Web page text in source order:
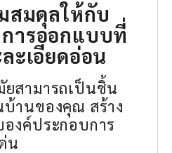
สมดุลให้กับ
ารออกแบบที่
ะเอียดอ่อน
สามารถเป็นชิ้น
านของคุณ สร้าง
งค์ประกอบการ
น